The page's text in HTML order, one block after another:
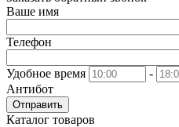
Ваше имя
Телефон
Удобное время
-
Антибот
Отправить
Каталог товаров